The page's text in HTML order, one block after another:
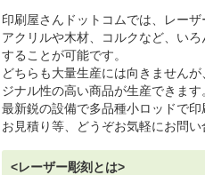
印刷屋さんドットコムでは、レーザ
アクリルや木材、コルクなど、い
することが可能です。
どちらも大量生産には向きません
ジナル性の高い商品が生産できます
最新鋭の設備で多品種小ロッドで印
お見積り等、どうぞお気軽にお問い
<レーザー彫刻とは>